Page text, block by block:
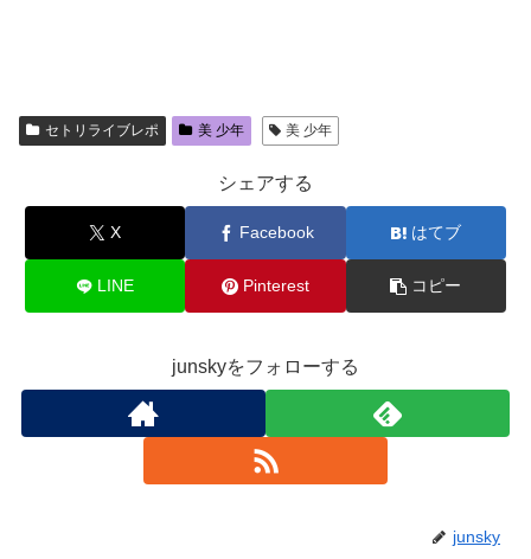
セトリライブレポ 美 少年 美 少年
シェアする
X Facebook はてブ
LINE Pinterest コピー
junskyをフォローする
junsky